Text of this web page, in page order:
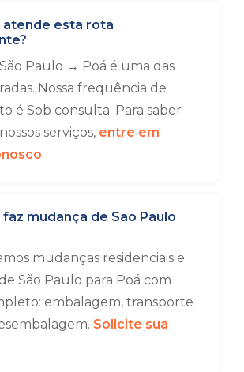
atende esta rota
Paulo → Poá é uma das
Nossa frequência de
é Sob consulta. Para saber
serviços, entre em
.
mudança de São Paulo
mudanças residenciais e
São Paulo para Poá com
embalagem, transporte
Solicite sua